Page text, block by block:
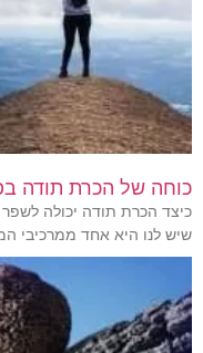
כוחה של הכרת תודה
כיצד הכרת תודה יכולה
שיש לנו היא אחד ממרכיבי